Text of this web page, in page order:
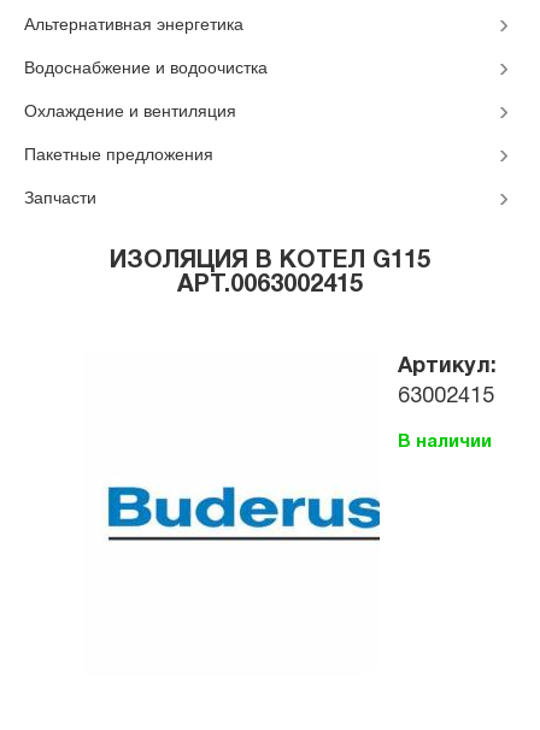
ИЗОЛЯЦИЯ В КОТЕЛ G115
АРТ.0063002415
Артикул:
63002415
В наличии
Альтернативная энергетика
Водоснабжение и водоочистка
Охлаждение и вентиляция
Пакетные предложения
Запчасти